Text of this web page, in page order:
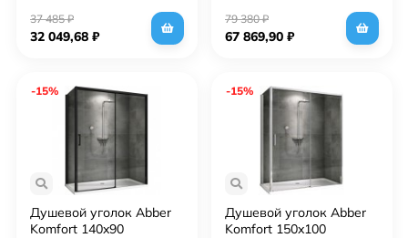
37 485₽
32 049,68 ₽
прозрачное
79 380₽
67 869,90 ₽
-15%
Душевой уголок Abber
Komfort 140x90
-15%
Душевой уголок Abber
Komfort 150x100